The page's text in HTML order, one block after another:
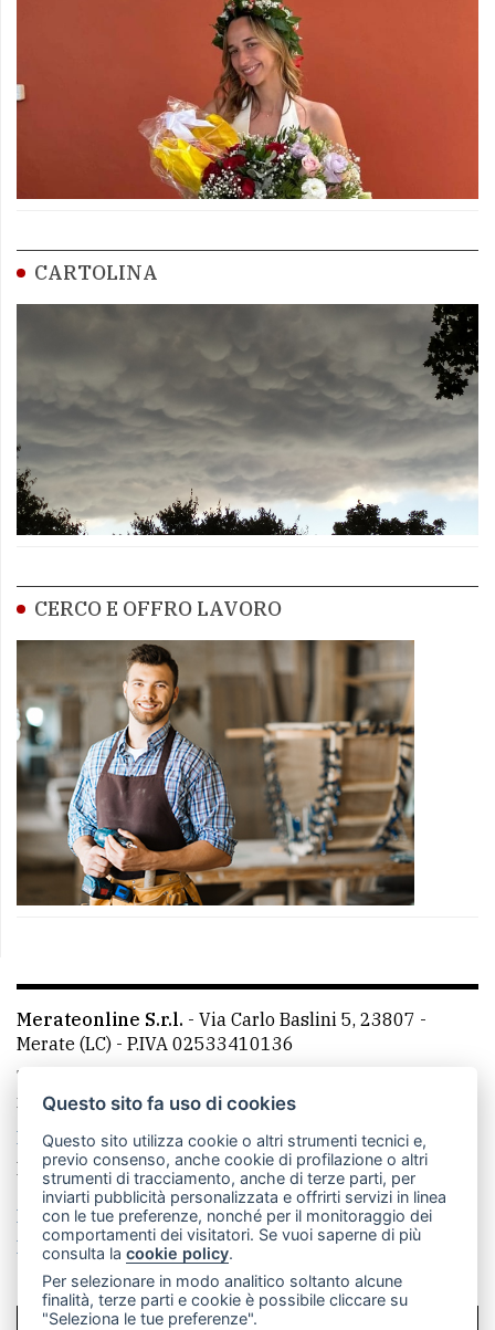
CARTOLINA
CERCO E OFFRO LAVORO
Merateonline S.r.l. - Via Carlo Baslini 5, 23807 -
Merate (LC) - P.IVA 02533410136
Telefono:
mail: redazione@merateonline.it
La redazione
CasateOnline LeccoOnline
RSS
Made by VIP
Privacy policy
Cookie policy
Rivedi le tue scelte sui cookie
SCRIVICI
Questo sito fa uso di cookies
Questo sito utilizza cookie o altri strumenti tecnici e,
previo consenso, anche cookie di profilazione o altri
strumenti di tracciamento, anche di terze parti, per
inviarti pubblicità personalizzata e offrirti servizi in linea
con le tue preferenze, nonché per il monitoraggio dei
comportamenti dei visitatori. Se vuoi saperne di più
consulta lacookie policy.
Per selezionare in modo analitico soltanto alcune
finalità, terze parti e cookie è possibile cliccare su
"Seleziona le tue preferenze".